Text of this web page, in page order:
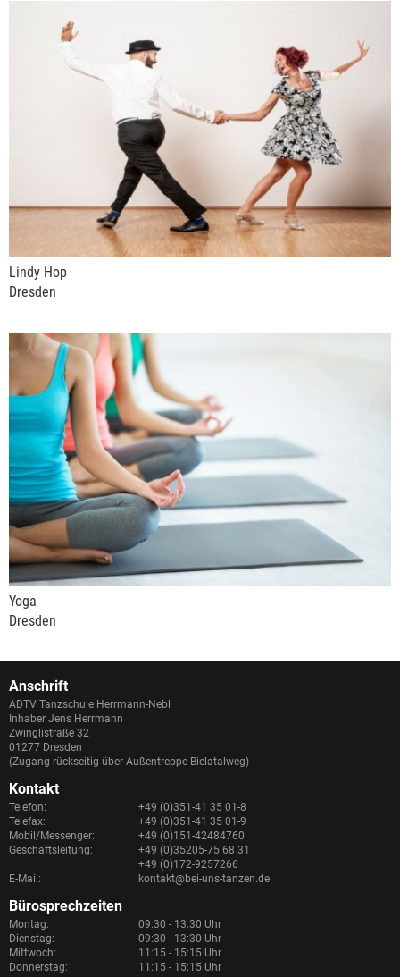
Lindy Hop
Dresden
Yoga
Dresden
Anschrift
ADTV Tanzschule Herrmann-Nebl
Inhaber Jens Herrmann
Zwinglistraße 32
01277 Dresden
(Zugang rückseitig über Außentreppe Bielatalweg)
Kontakt
Telefon:
+49 (0)351-41 35 01-8
Telefax:
+49 (0)351-41 35 01-9
Mobil/Messenger:
+49 (0)151-42484760
Geschäftsleitung:
+49 (0)35205-75 68 31
+49 (0)172-9257266
E-Mail:
kontakt@bei-uns-tanzen.de
Bürosprechzeiten
Montag:
09:30 - 13:30 Uhr
Dienstag:
09:30 - 13:30 Uhr
Mittwoch:
11:15 - 15:15 Uhr
Donnerstag:
11:15 - 15:15 Uhr